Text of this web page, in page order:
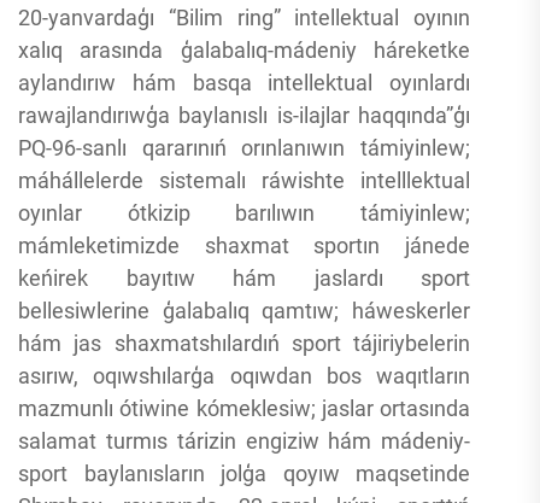
20-yanvardaģı “Bilim ring” intellektual oyının
xalıq arasında ģalabalıq-mádeniy háreketke
aylandırıw hám basqa intellektual oyınlardı
rawajlandırıwģa baylanıslı is-ilajlar haqqında”ģı
PQ-96-sanlı qararınıń orınlanıwın támiyinlew;
máhállelerde sistemalı ráwishte intelllektual
oyınlar ótkizip barılıwın támiyinlew;
mámleketimizde shaxmat sportın jánede
keńirek bayıtıw hám jaslardı sport
bellesiwlerine ģalabalıq qamtıw; háweskerler
hám jas shaxmatshılardıń sport tájiriybelerin
asırıw, oqıwshılarģa oqıwdan bos waqıtların
mazmunlı ótiwine kómeklesiw; jaslar ortasında
salamat turmıs tárizin engiziw hám mádeniy-
sport baylanısların jolģa qoyıw maqsetinde